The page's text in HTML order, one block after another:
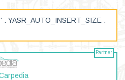
YASR_AUTO_INSERT_SIZE .
Partner